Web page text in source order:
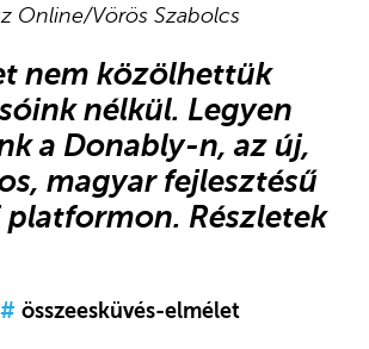
Online/Vörös Szabolcs
nem közölhettük
nélkül. Legyen
a Donably-n, az új,
magyar fejlesztésű
platformon. Részletek
# összeesküvés-elmélet